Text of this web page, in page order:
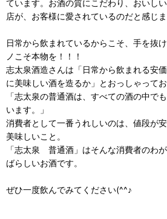
ています。お酒の質にこだわり、おいし
店が、お客様に愛されているのだと感じま
日常から飲まれているからこそ、手を抜
ノこそ本物を！！！
志太泉酒造さんは「日常から飲まれる安
に美味しい酒を造るか」とおっしゃってお
「志太泉の普通酒は、すべての酒の中で
います。」
消費者として一番うれしいのは、値段が
美味しいこと。
「志太泉 普通酒」はそんな消費者のわ
ばらしいお酒です。
ぜひ一度飲んでみてください(^^♪